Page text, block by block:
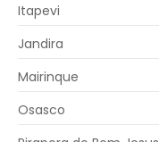
Itapevi
Jandira
Mairinque
Osasco